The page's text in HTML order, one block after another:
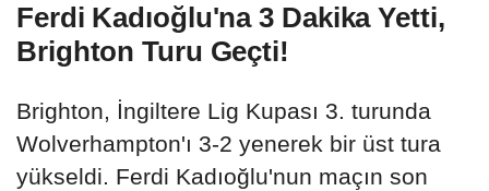
Ferdi Kadıoğlu'na 3 Dakika Yetti,
Brighton Turu Geçti!
Brighton, İngiltere Lig Kupası 3. turunda
Wolverhampton'ı 3-2 yenerek bir üst tura
yükseldi. Ferdi Kadıoğlu'nun maçın son